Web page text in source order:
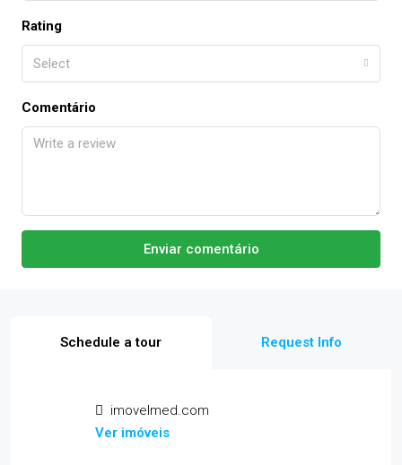
Rating
Select
Comentário
Enviar comentário
Schedule a tour Request Info
imovelmed.com
Ver imóveis